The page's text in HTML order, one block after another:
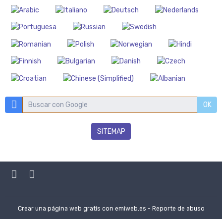
OK
SITEMAP
Crear una página web gratis con emiweb.es - Reporte de abuso